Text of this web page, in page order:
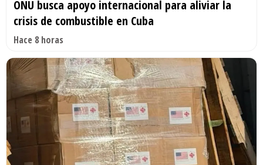
ONU busca apoyo internacional para aliviar la
crisis de combustible en Cuba
Hace 8 horas